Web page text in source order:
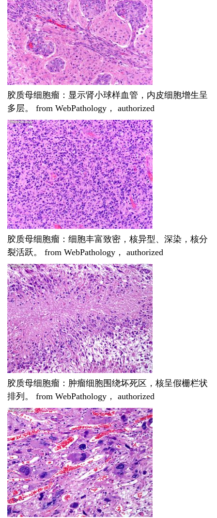
胶质母细胞瘤：显示肾小球样血管，内皮细胞增生呈
多层。 from WebPathology， authorized
胶质母细胞瘤：细胞丰富致密，核异型、深染，核分
裂活跃。 from WebPathology， authorized
胶质母细胞瘤：肿瘤细胞围绕坏死区，核呈假栅栏状
排列。 from WebPathology， authorized